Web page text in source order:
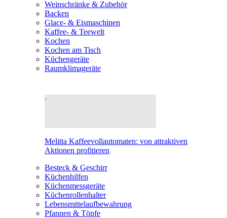
Weinschränke & Zubehör
Backen
Glace- & Eismaschinen
Kaffee- & Teewelt
Kochen
Kochen am Tisch
Küchengeräte
Raumklimageräte
Melitta Kaffeevollautomaten: von attraktiven
Aktionen profitieren
Besteck & Geschirr
Küchenhilfen
Küchenmessgeräte
Küchenrollenhalter
Lebensmittelaufbewahrung
Pfannen & Töpfe